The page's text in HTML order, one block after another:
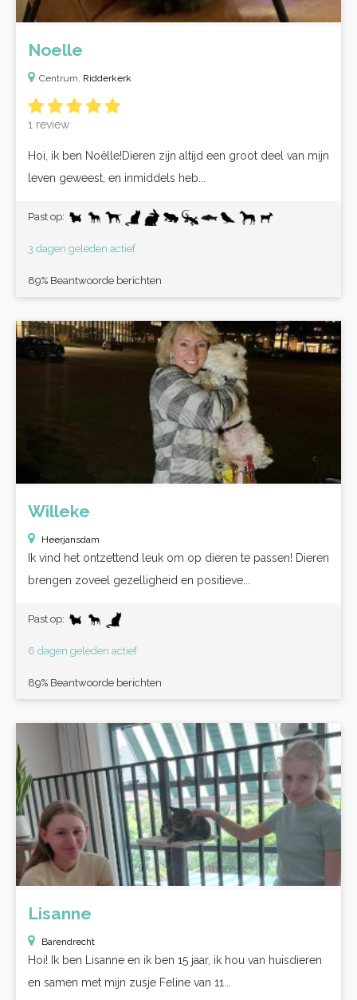
Noelle
Centrum, Ridderkerk
1 review
Hoi, ik ben Noëlle!Dieren zijn altijd een groot deel van mijn
leven geweest, en inmiddels heb...
Past op:
3 dagen geleden actief
89% Beantwoorde berichten
Willeke
Heerjansdam
Ik vind het ontzettend leuk om op dieren te passen! Dieren
brengen zoveel gezelligheid en positieve...
Past op:
6 dagen geleden actief
89% Beantwoorde berichten
Lisanne
Barendrecht
Hoi! Ik ben Lisanne en ik ben 15 jaar, ik hou van huisdieren
en samen met mijn zusje Feline van 11...